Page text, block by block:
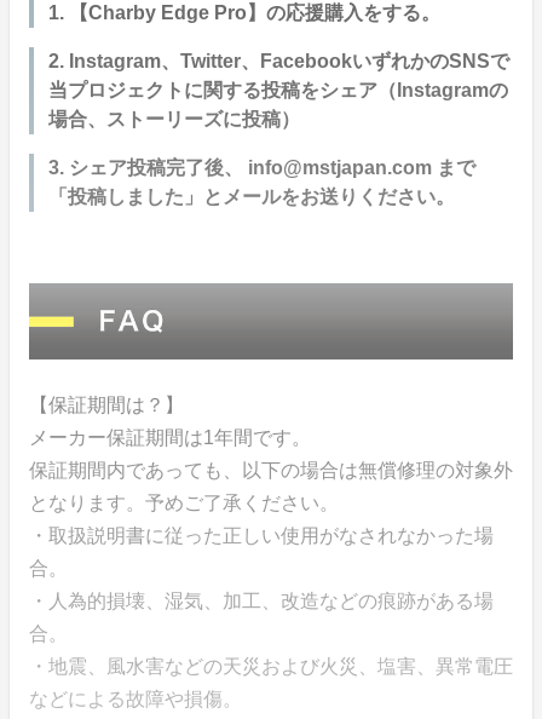
1. 【Charby Edge Pro】の応援購入をする。
2. Instagram、Twitter、FacebookいずれかのSNSで
当プロジェクトに関する投稿をシェア（Instagramの
場合、ストーリーズに投稿）
3. シェア投稿完了後、 info@mstjapan.com まで
「投稿しました」とメールをお送りください。
【保証期間は？】
メーカー保証期間は1年間です。
保証期間内であっても、以下の場合は無償修理の対象外
となります。予めご了承ください。
・取扱説明書に従った正しい使用がなされなかった場
合。
・人為的損壊、湿気、加工、改造などの痕跡がある場
合。
・地震、風水害などの天災および火災、塩害、異常電圧
などによる故障や損傷。